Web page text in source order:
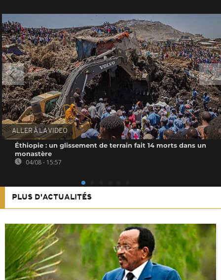
ALLER À LA VIDEO
Éthiopie : un glissement de terrain fait 14 morts dans un
monastère
04/08 - 15:57
PLUS D'ACTUALITÉS